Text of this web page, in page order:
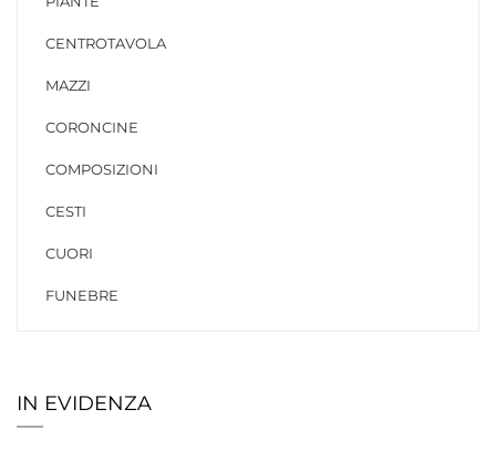
CENTROTAVOLA
MAZZI
CORONCINE
COMPOSIZIONI
CESTI
CUORI
FUNEBRE
IN EVIDENZA